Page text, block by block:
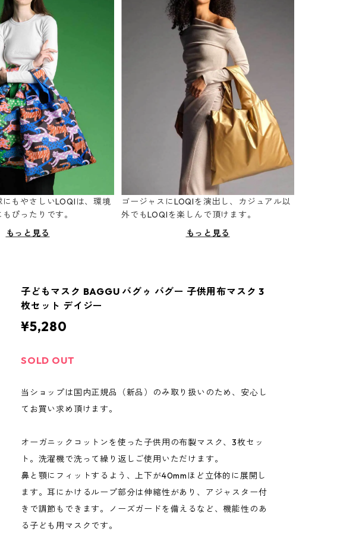
にもやさしいLOQIは、環境
ぴったりです。
もっと見る
ゴージャスにLOQIを演出し、カジュアル以
外でもLOQIを楽しんで頂けます。
もっと見る
子どもマスク BAGGU バグゥ バグー 子供用布マスク 3
枚セット デイジー
¥5,280
SOLD OUT
当ショップは国内正規品（新品）のみ取り扱いのため、安心し
てお買い求め頂けます。
オーガニックコットンを使った子供用の布製マスク、3枚セッ
ト。洗濯機で洗って繰り返しご使用いただけます。
鼻と顎にフィットするよう、上下が40mmほど立体的に展開し
ます。耳にかけるループ部分は伸縮性があり、アジャスター付
きで調節もできます。ノーズガードを備えるなど、機能性のあ
る子ども用マスクです。